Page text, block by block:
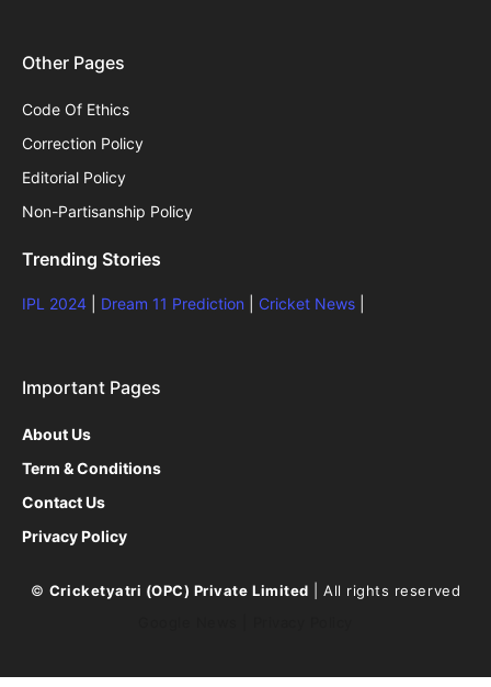
Other Pages
Code Of Ethics
Correction Policy
Editorial Policy
Non-Partisanship Policy
Trending Stories
IPL 2024 Dream 11 Prediction Cricket News
Important Pages
About Us
Term & Conditions
Contact Us
Privacy Policy
© Cricketyatri (OPC) Private Limited | All rights reserved